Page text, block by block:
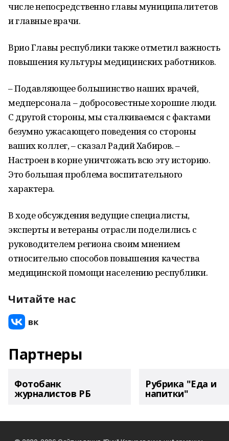
числе непосредственно главы муниципалитетов
и главные врачи.
Врио Главы республики также отметил важность
повышения культуры медицинских работников.
– Подавляющее большинство наших врачей,
медперсонала – добросовестные хорошие люди.
С другой стороны, мы сталкиваемся с фактами
безумно ужасающего поведения со стороны
ваших коллег, – сказал Радий Хабиров. –
Настроен в корне уничтожать всю эту историю.
Это большая проблема воспитательного
характера.
В ходе обсуждения ведущие специалисты,
эксперты и ветераны отрасли поделились с
руководителем региона своим мнением
относительно способов повышения качества
медицинской помощи населению республики.
Читайте нас
Партнеры
Фотобанк
журналистов РБ
Рубрика "Еда и
напитки"